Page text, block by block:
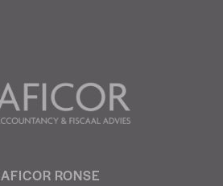
AFICOR RONSE